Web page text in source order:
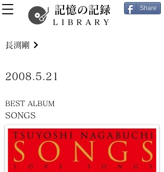
記憶の記録
LIBRARY
Share
SONGS
長渕剛
2008.5.21
BEST ALBUM